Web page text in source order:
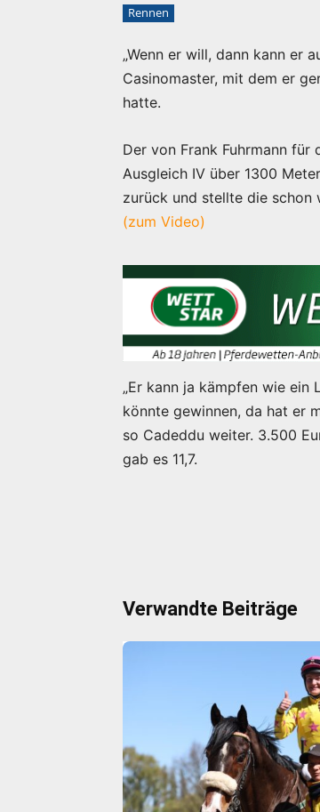
Rennen
„Wenn er will, dann kann er
Casinomaster, mit dem er
hatte.
Der von Frank Fuhrmann
Ausgleich IV über 1300
zurück und stellte die schon
(zum Video)
„Er kann ja kämpfen wie ein
könnte gewinnen, da hat er
so Cadeddu weiter. 3.500
gab es 11,7.
Verwandte Beiträge